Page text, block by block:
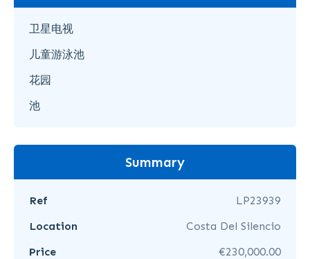
卫星电视
儿童游泳池
花园
池
Summary
Ref
LP23939
Location
Costa Del Silencio
Price
€230,000.00